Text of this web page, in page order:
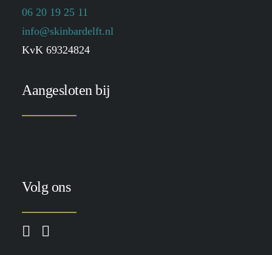
06 20 19 25 11
info@skinbardelft.nl
KvK 69324824
Aangesloten bij
Volg ons